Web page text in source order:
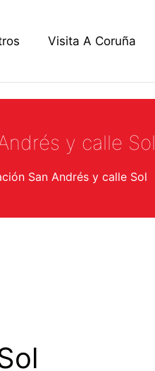
Visita A Coruña
y calle Sol
San Andrés y calle Sol